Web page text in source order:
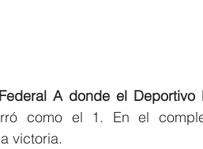
A donde el Deportivo
como el 1. En el
victoria.